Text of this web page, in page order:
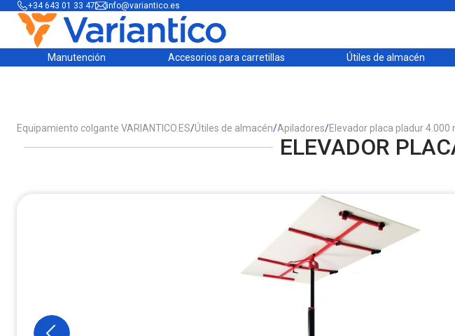
+34 643 01 33 47 info@variantico.es
Manutención Accesorios para carretillas Útiles de almacén
Equipamiento colgante VARIANTICO.ES/Útiles de almacén/Apiladores/Elevador placa pladur 4.000
ELEVADOR